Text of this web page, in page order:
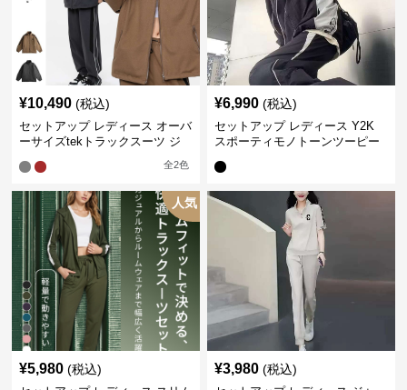
¥10,490 (税込)
セットアップ レディース オーバ
ーサイズtekトラックスーツ ジ
全2色
¥6,990 (税込)
セットアップ レディース Y2K
スポーティモノトーンツーピー
人気
¥5,980 (税込) ¥3,980 (税込)